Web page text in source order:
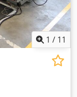
1 / 11